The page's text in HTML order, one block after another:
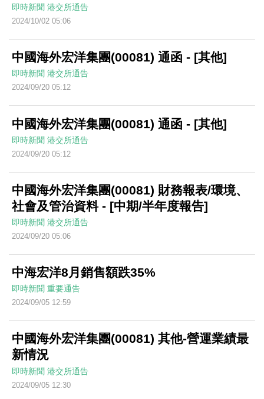
即時新聞 港交所通告
2024/10/02 05:06
中國海外宏洋集團(00081) 通函 - [其他]
即時新聞 港交所通告
2024/09/20 05:12
中國海外宏洋集團(00081) 通函 - [其他]
即時新聞 港交所通告
2024/09/20 05:12
中國海外宏洋集團(00081) 財務報表/環境、
社會及管治資料 - [中期/半年度報告]
即時新聞 港交所通告
2024/09/20 05:06
中海宏洋8月銷售額跌35%
即時新聞 重要通告
2024/09/05 12:59
中國海外宏洋集團(00081) 其他-營運業績最
新情況
即時新聞 港交所通告
2024/09/05 12:30